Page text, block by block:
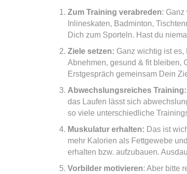
Zum Training verabreden: Ganz
Inlineskaten, Badminton,
Dich zum Sporteln. Hast du
Ziele setzen: Ganz wichtig ist
Abnehmen, gesund & fit bleiben,
Erstgespräch gemeinsam Dein
Abwechslungsreiches Training:
das Laufen lässt sich
so viele unterschiedliche
Muskulatur erhalten: Das ist
mehr Kalorien als Fettgewebe
erhalten bzw. aufzubauen.
Vorbilder motivieren: Aber bitte